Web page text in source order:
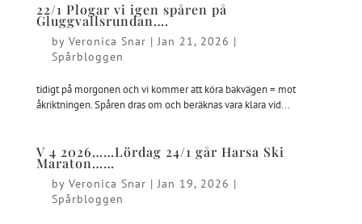
22/1 Plogar vi igen spåren på
Gluggvallsrundan….
by Veronica Snar |Jan 21, 2026 |
Spårbloggen
tidigt på morgonen och vi kommer att köra bakvägen = mot
åkriktningen. Spåren dras om och beräknas vara klara vid...
V 4 2026……Lördag 24/1 går Harsa Ski
Maraton……
by Veronica Snar |Jan 19, 2026 |
Spårbloggen